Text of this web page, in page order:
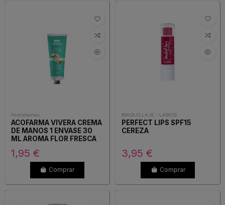
Hidratantes
ACOFARMA VIVERA CREMA
DE MANOS 1 ENVASE 30
ML AROMA FLOR FRESCA
1,95 €
Comprar
MAQUILLAJE - LABIOS
PERFECT LIPS SPF15
CEREZA
3,95 €
Comprar